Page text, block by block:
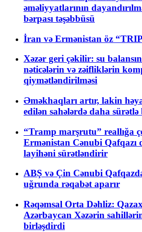
əməliyyatlarının
bərpası təşəbbüsü
İran və Ermənistan öz
Xəzər geri çəkilir: su
nəticələrin və zəifliklərin
qiymətləndirilməsi
Əməkhaqları artır, lakin
edilən sahələrdə daha sürətlə
“Tramp marşrutu” reallığa
Ermənistan Cənubi Qafqazı
layihəni sürətləndirir
ABŞ və Çin Cənubi
uğrunda rəqabət aparır
Rəqəmsal Orta Dəhliz:
Azərbaycan Xəzərin
birləşdirdi